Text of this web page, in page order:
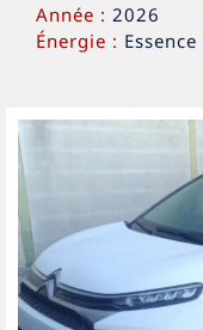
Année : 2026
Énergie : Essence